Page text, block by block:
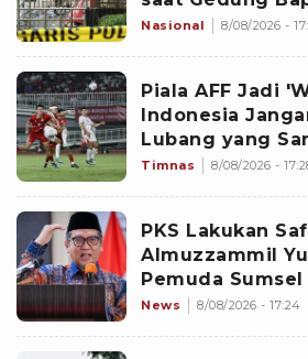
Api: Teriak
Nasional 8/08/2026 -
Piala AFF Jadi
Indonesia
Lubang yang
ASEAN Cup 2026
Timnas 8/08/2026 -
PKS Lakukan
Almuzzammil
Pemuda
Promosi Kuliner
News 8/08/2026 - 17:24